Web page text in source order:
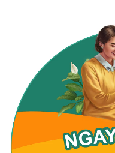
nakaraan na upang
ilalagay siya sa
ang pag-aalis ng
inaasam. Ito ay para
ang paglilinis sa tao.
napakalalim na
tatalikuran siya ng